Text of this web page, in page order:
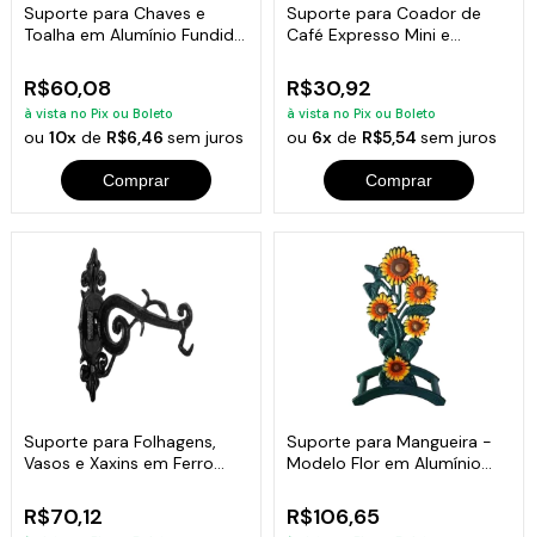
Suporte para Chaves e
Toalha em Alumínio Fundido
R$60,08
à vista no Pix ou Boleto
ou10x de R$6,46sem juros
Comprar
Suporte para Coador de
Café Expresso Mini e
R$30,92
à vista no Pix ou Boleto
ou 6xde R$5,54 sem juros
Comprar
Suporte para Folhagens,
Vasos e Xaxins em Ferro
R$70,12
Suporte para Mangueira -
Modelo Flor em Alumínio
R$106,65